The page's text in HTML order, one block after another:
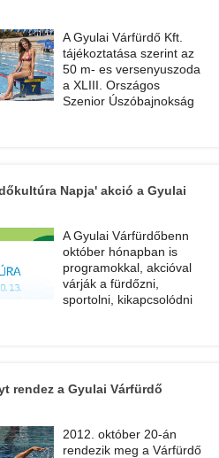
A Gyulai Várfürdő Kft.
tájékoztatása szerint az
50 m- es versenyuszoda
a XLIII. Országos
Szenior Úszóbajnokság
Napja' akció a Gyulai
A Gyulai Várfürdőbenn
október hónapban is
programokkal, akcióval
várják a fürdőzni,
sportolni, kikapcsolódni
rendez a Gyulai Várfürdő
2012. október 20-án
rendezik meg a Várfürdő